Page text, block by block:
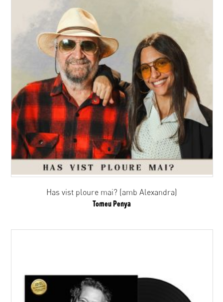
Has vist ploure mai? (amb Alexandra)
Tomeu Penya